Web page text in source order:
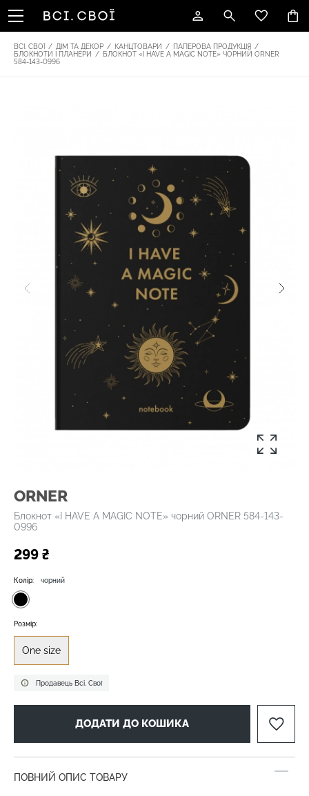
ВСІ. СВОЇ / ДІМ ТА ДЕКОР / КАНЦТОВАРИ / ПАПЕРОВА ПРОДУКЦІЯ
/
БЛОКНОТИ І ПЛАНЕРИ
/ БЛОКНОТ «I HAVE A MAGIC NOTE» ЧОРНИЙ ORNER
584-143-0996
ORNER
Блокнот «I HAVE A MAGIC NOTE» чорний ORNER 584-143-
0996
299 ₴
Продавець Всі. Свої
Колір: чорний
Розмір:
One size
ДОДАТИ ДО КОШИКА
ПОВНИЙ ОПИС ТОВАРУ